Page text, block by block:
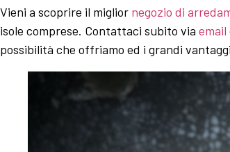
Vieni a scoprire il miglior negozio di
isole comprese. Contattaci subito via email
possibilità che offriamo ed i grandi